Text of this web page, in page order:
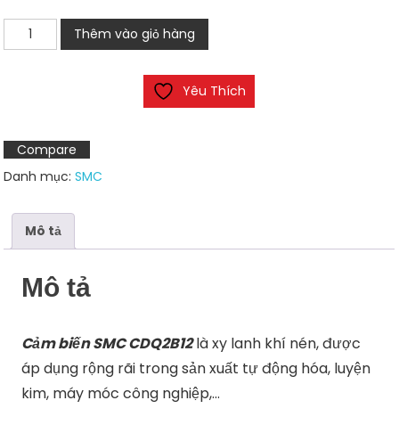
cảm
15DZ-
A93L
số
Thêm vào giỏ hàng
Yêu Thích
Compare
Danh mục:SMC
Mô tả
Mô tả
Cảm biến SMC CDQ2B12là xy lanh khí nén, được
áp dụng rộng rãi trong sản xuất tự động hóa, luyện
kim, máy móc công nghiệp,…